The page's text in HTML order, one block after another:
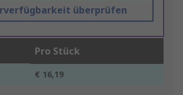
überprüfen
Pro Stück
€ 16,19